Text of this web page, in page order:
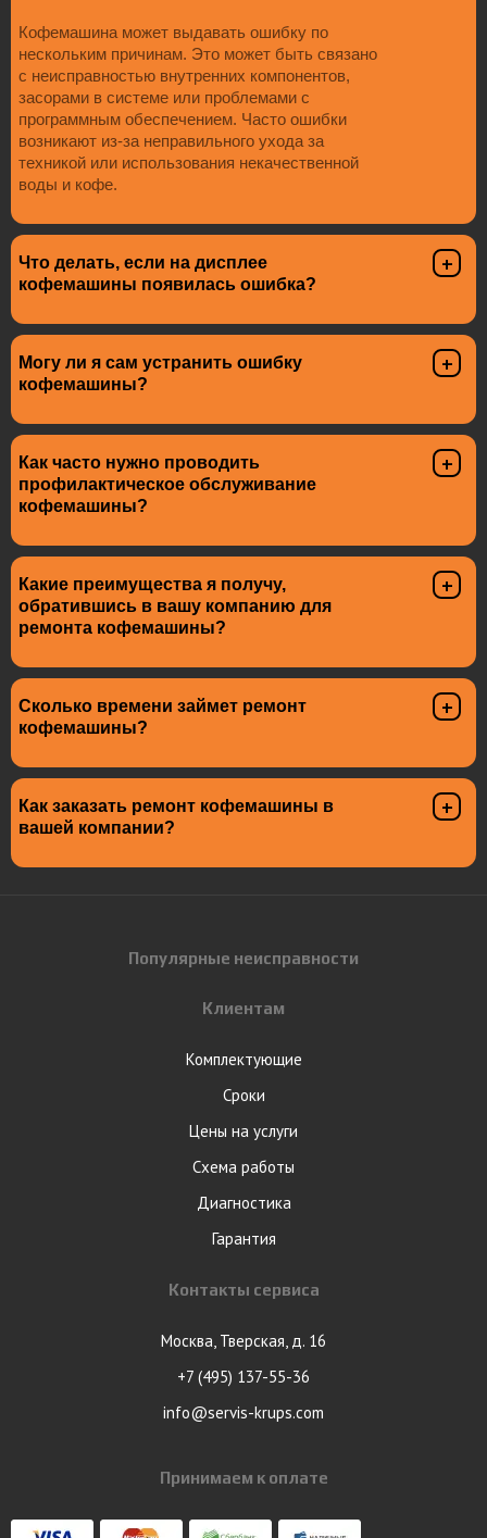
Кофемашина может выдавать ошибку по
нескольким причинам. Это может быть связано
с неисправностью внутренних компонентов,
засорами в системе или проблемами с
программным обеспечением. Часто ошибки
возникают из-за неправильного ухода за
техникой или использования некачественной
воды и кофе.
Что делать, если на дисплее
кофемашины появилась ошибка?
Могу ли я сам устранить ошибку
кофемашины?
Как часто нужно проводить
профилактическое обслуживание
кофемашины?
Какие преимущества я получу,
обратившись в вашу компанию для
ремонта кофемашины?
Сколько времени займет ремонт
кофемашины?
Как заказать ремонт кофемашины в
вашей компании?
Популярные неисправности
Клиентам
Комплектующие
Сроки
Цены на услуги
Схема работы
Диагностика
Гарантия
Контакты сервиса
Москва, Тверская, д. 16
+7 (495) 137-55-36
info@servis-krups.com
Принимаем к оплате